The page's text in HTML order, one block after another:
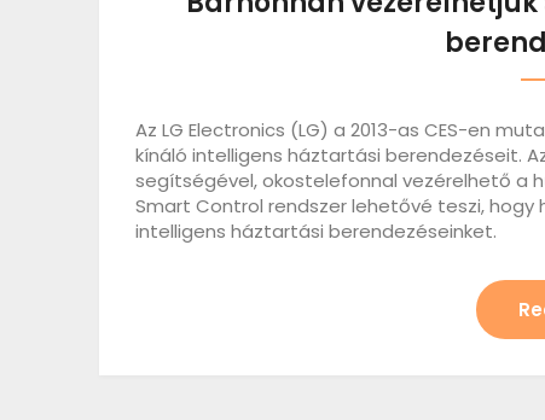
Az LG Electronics (LG) a 2013-as CES-en
kínáló intelligens háztartási berendezéseit.
segítségével, okostelefonnal vezérelhető a
Smart Control rendszer lehetővé teszi, hogy
intelligens háztartási berendezéseinket.